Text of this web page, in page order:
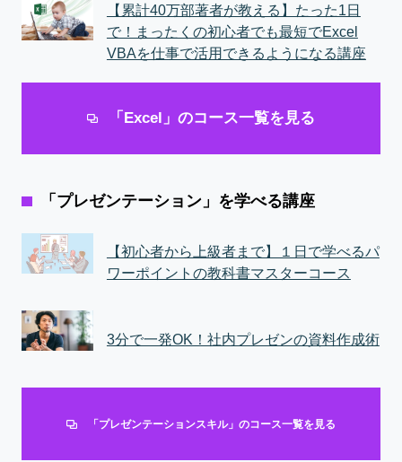
【累計40万部著者が教える】たった1日
で！まったくの初心者でも最短でExcel
VBAを仕事で活用できるようになる講座
「Excel」のコース一覧を見る
「プレゼンテーション」を学べる講座
【初心者から上級者まで】１日で学べるパ
ワーポイントの教科書マスターコース
3分で一発OK！社内プレゼンの資料作成術
「プレゼンテーションスキル」のコース一覧を見る